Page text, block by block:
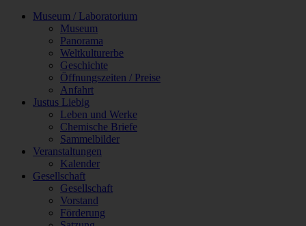
Museum / Laboratorium
Museum
Panorama
Weltkulturerbe
Geschichte
Öffnungszeiten / Preise
Anfahrt
Justus Liebig
Leben und Werke
Chemische Briefe
Sammelbilder
Veranstaltungen
Kalender
Gesellschaft
Gesellschaft
Vorstand
Förderung